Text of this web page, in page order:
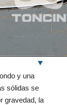
y una
sólidas se
gravedad, la